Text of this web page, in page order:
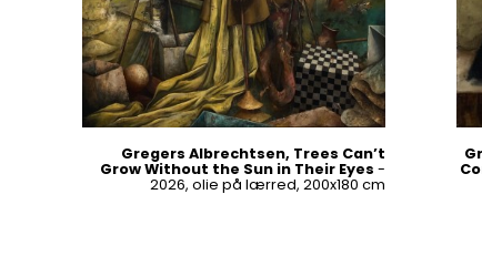
Gregers Albrechtsen, Trees Can’t
Grow Without the Sun in Their Eyes -
2026, olie på lærred, 200x180 cm